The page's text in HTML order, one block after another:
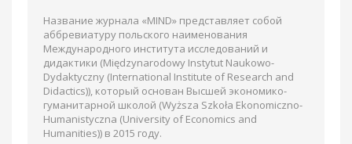
Название журнала «MIND» представляет собой
аббревиатуру польского наименования
Международного института исследований и
дидактики (Międzynarodowy Instytut Naukowo-
Dydaktyczny (International Institute of Research and
Didactics)), который основан Высшей экономико-
гуманитарной школой (Wyższa Szkoła Ekonomiczno-
Humanistyczna (University of Economics and
Humanities)) в 2015 году.